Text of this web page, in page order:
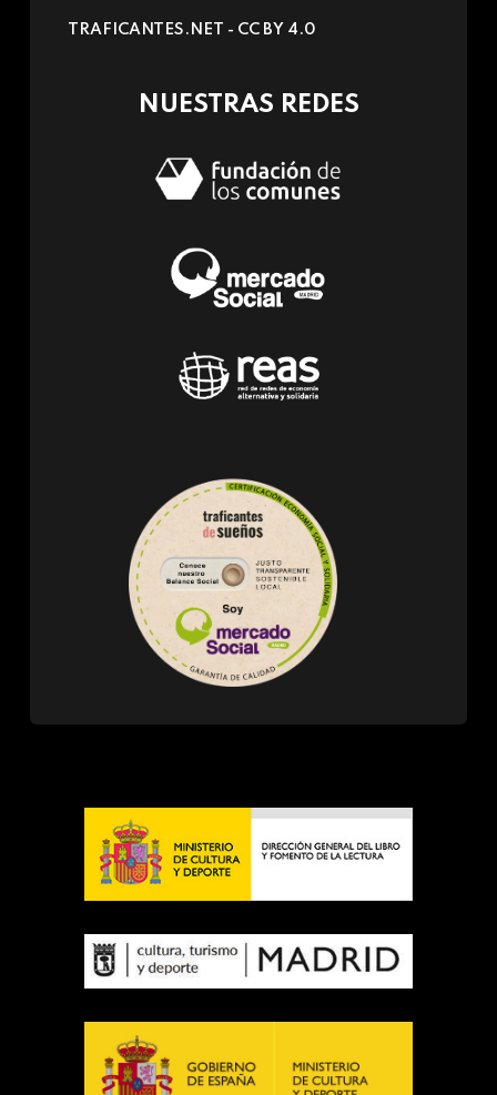
e-
TRAFICANTES.NET - CC BY 4.0
NUESTRAS REDES